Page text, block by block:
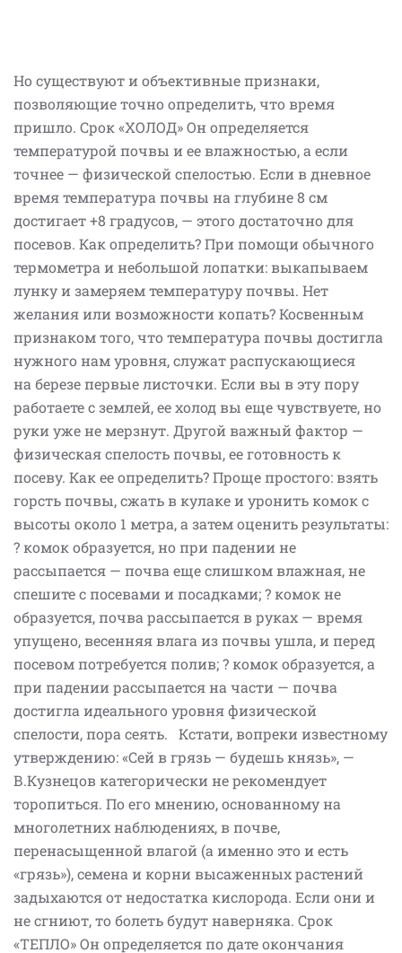
Но существуют и объективные признаки,
позволяющие точно определить, что время
пришло. Срок «ХОЛОД» Он определяется
температурой почвы и ее влажностью, а если
точнее — физической спелостью. Если в дневное
время температура почвы на глубине 8 см
достигает +8 градусов, — этого достаточно для
посевов. Как определить? При помощи обычного
термометра и небольшой лопатки: выкапываем
лунку и замеряем температуру почвы. Нет
желания или возможности копать? Косвенным
признаком того, что температура почвы достигла
нужного нам уровня, служат распускающиеся
на березе первые листочки. Если вы в эту пору
работаете с землей, ее холод вы еще чувствуете, но
руки уже не мерзнут. Другой важный фактор —
физическая спелость почвы, ее готовность к
посеву. Как ее определить? Проще простого: взять
горсть почвы, сжать в кулаке и уронить комок с
высоты около 1 метра, а затем оценить результаты:
? комок образуется, но при падении не
рассыпается — почва еще слишком влажная, не
спешите с посевами и посадками; ? комок не
образуется, почва рассыпается в руках — время
упущено, весенняя влага из почвы ушла, и перед
посевом потребуется полив; ? комок образуется, а
при падении рассыпается на части — почва
достигла идеального уровня физической
спелости, пора сеять. Кстати, вопреки известному
утверждению: «Сей в грязь — будешь князь», —
В.Кузнецов категорически не рекомендует
торопиться. По его мнению, основанному на
многолетних наблюдениях, в почве,
перенасыщенной влагой (а именно это и есть
«грязь»), семена и корни высаженных растений
задыхаются от недостатка кислорода. Если они и
не сгниют, то болеть будут наверняка. Срок
«ТЕПЛО» Он определяется по дате окончания